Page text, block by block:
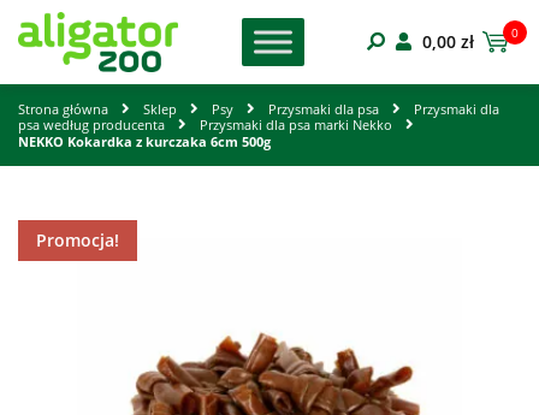
0,00 zł 0
Strona główna Sklep Psy Przysmaki dla psa
Przysmaki dla
psa według producenta
Przysmaki dla psa marki Nekko
NEKKO Kokardka z kurczaka 6cm 500g
Promocja!